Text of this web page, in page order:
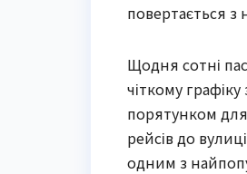
повертається з
Щодня сотні
чіткому
порятунком
рейсів до
одним з